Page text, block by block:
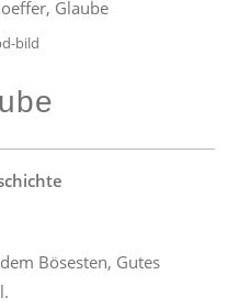
bild
Bösesten, Gutes